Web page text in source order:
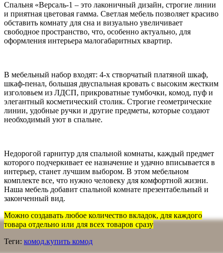
Спальня «Версаль-1 – это лаконичный дизайн, строгие линии
и приятная цветовая гамма. Светлая мебель позволяет красиво
обставить комнату для сна и визуально увеличивает
свободное пространство, что, особенно актуально, для
оформления интерьера малогабаритных квартир.
В мебельный набор входят: 4-х створчатый платяной шкаф,
шкаф-пенал, большая двуспальная кровать с высоким жестким
изголовьем из ЛДСП, прикроватные тумбочки, комод, пуф и
элегантный косметический столик. Строгие геометрические
линии, удобные ручки и другие предметы, которые создают
необходимый уют в спальне.
Недорогой гарнитур для спальной комнаты, каждый предмет
которого подчеркивает ее назначение и удачно вписывается в
интерьер, станет лучшим выбором. В этом мебельном
комплекте все, что нужно человеку для комфортной жизни.
Наша мебель добавит спальной комнате презентабельный и
законченный вид.
Можно создавать любое количество вкладок, для каждого
товара отдельно или для всех товаров сразу
Теги: комод.купить комод